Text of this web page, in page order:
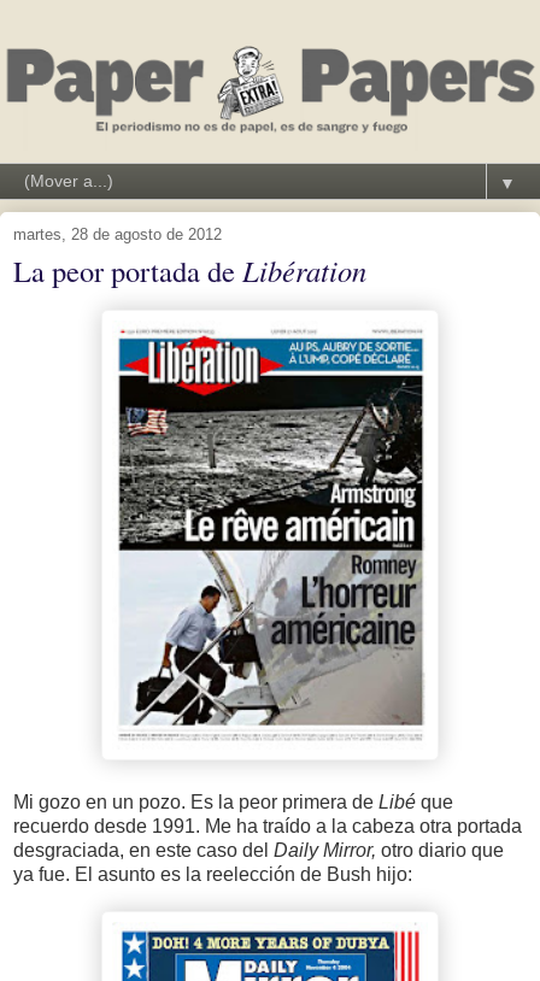
▼
martes, 28 de agosto de 2012
La peor portada deLibération
Mi gozo en un pozo. Es la peor primera de Libé que
recuerdo desde 1991. Me ha traído a la cabeza otra portada
desgraciada, en este caso del Daily Mirror, otro diario que
ya fue. El asunto es la reelección de Bush hijo: